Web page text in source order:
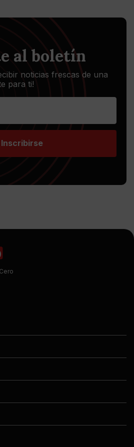
al boletín
noticias frescas de una
para ti!
Inscribirse